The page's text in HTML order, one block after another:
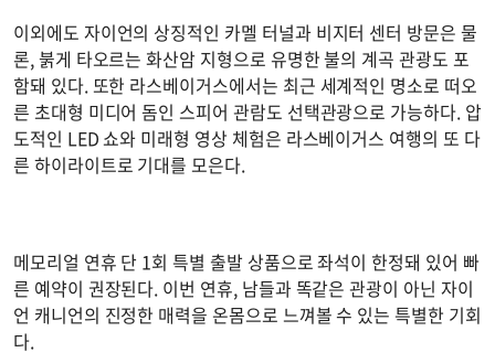
이외에도 자이언의 상징적인 카멜 터널과 비지터 센터 방문은 물
론, 붉게 타오르는 화산암 지형으로 유명한 불의 계곡 관광도 포
함돼 있다. 또한 라스베이거스에서는 최근 세계적인 명소로 떠오
른 초대형 미디어 돔인 스피어 관람도 선택관광으로 가능하다. 압
도적인 LED 쇼와 미래형 영상 체험은 라스베이거스 여행의 또 다
른 하이라이트로 기대를 모은다.
메모리얼 연휴 단 1회 특별 출발 상품으로 좌석이 한정돼 있어 빠
른 예약이 권장된다. 이번 연휴, 남들과 똑같은 관광이 아닌 자이
언 캐니언의 진정한 매력을 온몸으로 느껴볼 수 있는 특별한 기회
다.